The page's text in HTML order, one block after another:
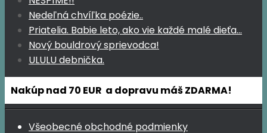
Nedeľná chvíľka poézie..
Priatelia. Babie leto, ako vie každé malé dieťa…
Nový bouldrový sprievodca!
ULULU debnička.
Nakúp nad 70 EUR a dopravu máš ZDARMA!
Všeobecné obchodné podmienky